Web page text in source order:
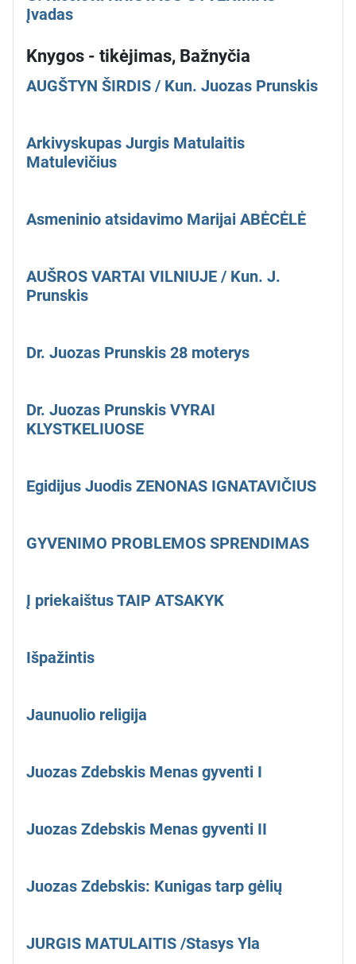
Įvadas
Knygos - tikėjimas, Bažnyčia
AUGŠTYN ŠIRDIS / Kun. Juozas Prunskis
Arkivyskupas Jurgis Matulaitis
Matulevičius
Asmeninio atsidavimo Marijai ABĖCĖLĖ
AUŠROS VARTAI VILNIUJE / Kun. J.
Prunskis
Dr. Juozas Prunskis 28 moterys
Dr. Juozas Prunskis VYRAI
KLYSTKELIUOSE
Egidijus Juodis ZENONAS IGNATAVIČIUS
GYVENIMO PROBLEMOS SPRENDIMAS
Į priekaištus TAIP ATSAKYK
Išpažintis
Jaunuolio religija
Juozas Zdebskis Menas gyventi I
Juozas Zdebskis Menas gyventi II
Juozas Zdebskis: Kunigas tarp gėlių
JURGIS MATULAITIS /Stasys Yla